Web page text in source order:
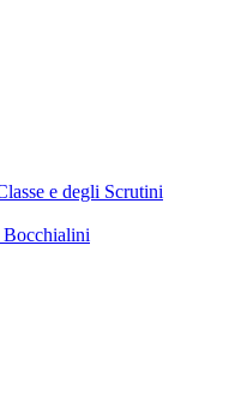
e degli Scrutini
Bocchialini